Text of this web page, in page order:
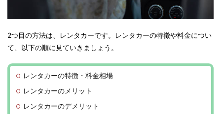
2つ目の方法は、レンタカーです。レンタカーの特徴や料金につい
て、以下の順に見ていきましょう。
レンタカーの特徴・料金相場
レンタカーのメリット
レンタカーのデメリット